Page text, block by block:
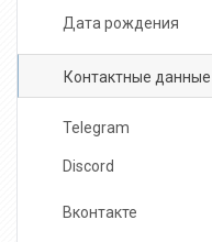
Дата рождения
Контактные данные
Telegram
Discord
Вконтакте